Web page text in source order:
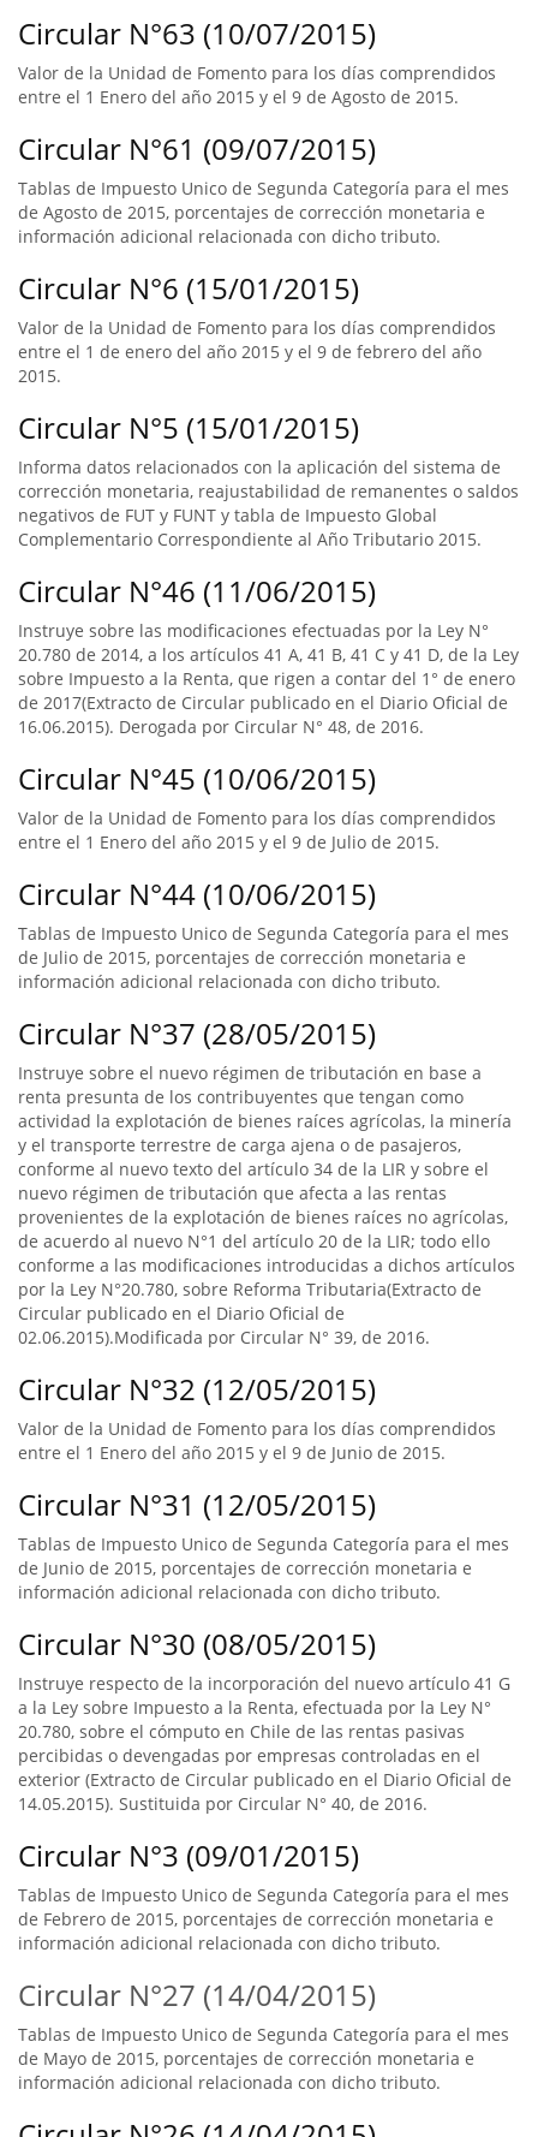
Circular N°63 (10/07/2015)
Valor de la Unidad de Fomento para los días comprendidos
entre el 1 Enero del año 2015 y el 9 de Agosto de 2015.
Circular N°61 (09/07/2015)
Tablas de Impuesto Unico de Segunda Categoría para el mes
de Agosto de 2015, porcentajes de corrección monetaria e
información adicional relacionada con dicho tributo.
Circular N°6 (15/01/2015)
Valor de la Unidad de Fomento para los días comprendidos
entre el 1 de enero del año 2015 y el 9 de febrero del año
2015.
Circular N°5 (15/01/2015)
Informa datos relacionados con la aplicación del sistema de
corrección monetaria, reajustabilidad de remanentes o saldos
negativos de FUT y FUNT y tabla de Impuesto Global
Complementario Correspondiente al Año Tributario 2015.
Circular N°46 (11/06/2015)
Instruye sobre las modificaciones efectuadas por la Ley N°
20.780 de 2014, a los artículos 41 A, 41 B, 41 C y 41 D, de la Ley
sobre Impuesto a la Renta, que rigen a contar del 1° de enero
de 2017(Extracto de Circular publicado en el Diario Oficial de
16.06.2015). Derogada por Circular N° 48, de 2016.
Circular N°45 (10/06/2015)
Valor de la Unidad de Fomento para los días comprendidos
entre el 1 Enero del año 2015 y el 9 de Julio de 2015.
Circular N°44 (10/06/2015)
Tablas de Impuesto Unico de Segunda Categoría para el mes
de Julio de 2015, porcentajes de corrección monetaria e
información adicional relacionada con dicho tributo.
Circular N°37 (28/05/2015)
Instruye sobre el nuevo régimen de tributación en base a
renta presunta de los contribuyentes que tengan como
actividad la explotación de bienes raíces agrícolas, la minería
y el transporte terrestre de carga ajena o de pasajeros,
conforme al nuevo texto del artículo 34 de la LIR y sobre el
nuevo régimen de tributación que afecta a las rentas
provenientes de la explotación de bienes raíces no agrícolas,
de acuerdo al nuevo N°1 del artículo 20 de la LIR; todo ello
conforme a las modificaciones introducidas a dichos artículos
por la Ley N°20.780, sobre Reforma Tributaria(Extracto de
Circular publicado en el Diario Oficial de
02.06.2015).Modificada por Circular N° 39, de 2016.
Circular N°32 (12/05/2015)
Valor de la Unidad de Fomento para los días comprendidos
entre el 1 Enero del año 2015 y el 9 de Junio de 2015.
Circular N°31 (12/05/2015)
Tablas de Impuesto Unico de Segunda Categoría para el mes
de Junio de 2015, porcentajes de corrección monetaria e
información adicional relacionada con dicho tributo.
Circular N°30 (08/05/2015)
Instruye respecto de la incorporación del nuevo artículo 41 G
a la Ley sobre Impuesto a la Renta, efectuada por la Ley N°
20.780, sobre el cómputo en Chile de las rentas pasivas
percibidas o devengadas por empresas controladas en el
exterior (Extracto de Circular publicado en el Diario Oficial de
14.05.2015). Sustituida por Circular N° 40, de 2016.
Circular N°3 (09/01/2015)
Tablas de Impuesto Unico de Segunda Categoría para el mes
de Febrero de 2015, porcentajes de corrección monetaria e
información adicional relacionada con dicho tributo.
Circular N°27 (14/04/2015)
Tablas de Impuesto Unico de Segunda Categoría para el mes
de Mayo de 2015, porcentajes de corrección monetaria e
información adicional relacionada con dicho tributo.